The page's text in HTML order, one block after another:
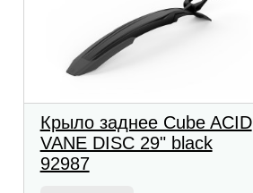
Крыло заднее Cube ACID
VANE DISC 29" black
92987